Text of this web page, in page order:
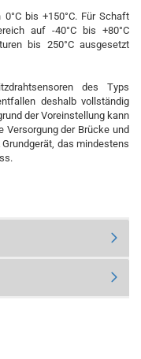
bis +150°C. Für Schaft
auf -40°C bis +80°C
bis 250°C ausgesetzt
des Typs
deshalb vollständig
der Voreinstellung kann
Versorgung der Brücke und
das mindestens